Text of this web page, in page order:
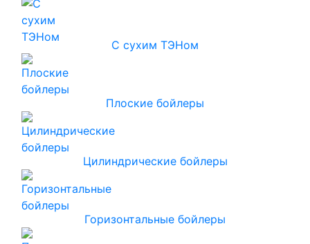
С сухим ТЭНом
Плоские бойлеры
Цилиндрические бойлеры
Горизонтальные бойлеры